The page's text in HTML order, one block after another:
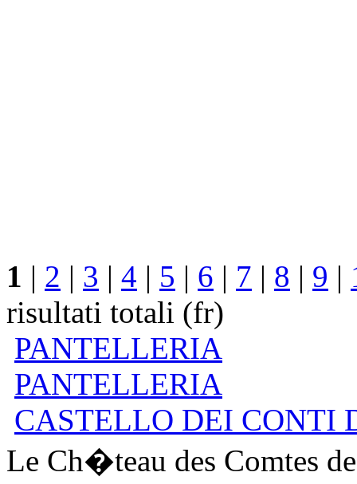
1 | 2 | 3 | 4 | 5 | 6 | 7 | 8 | 9 |
risultati totali (fr)
PANTELLERIA
PANTELLERIA
CASTELLO DEI CONTI
Le Ch�teau des Comtes